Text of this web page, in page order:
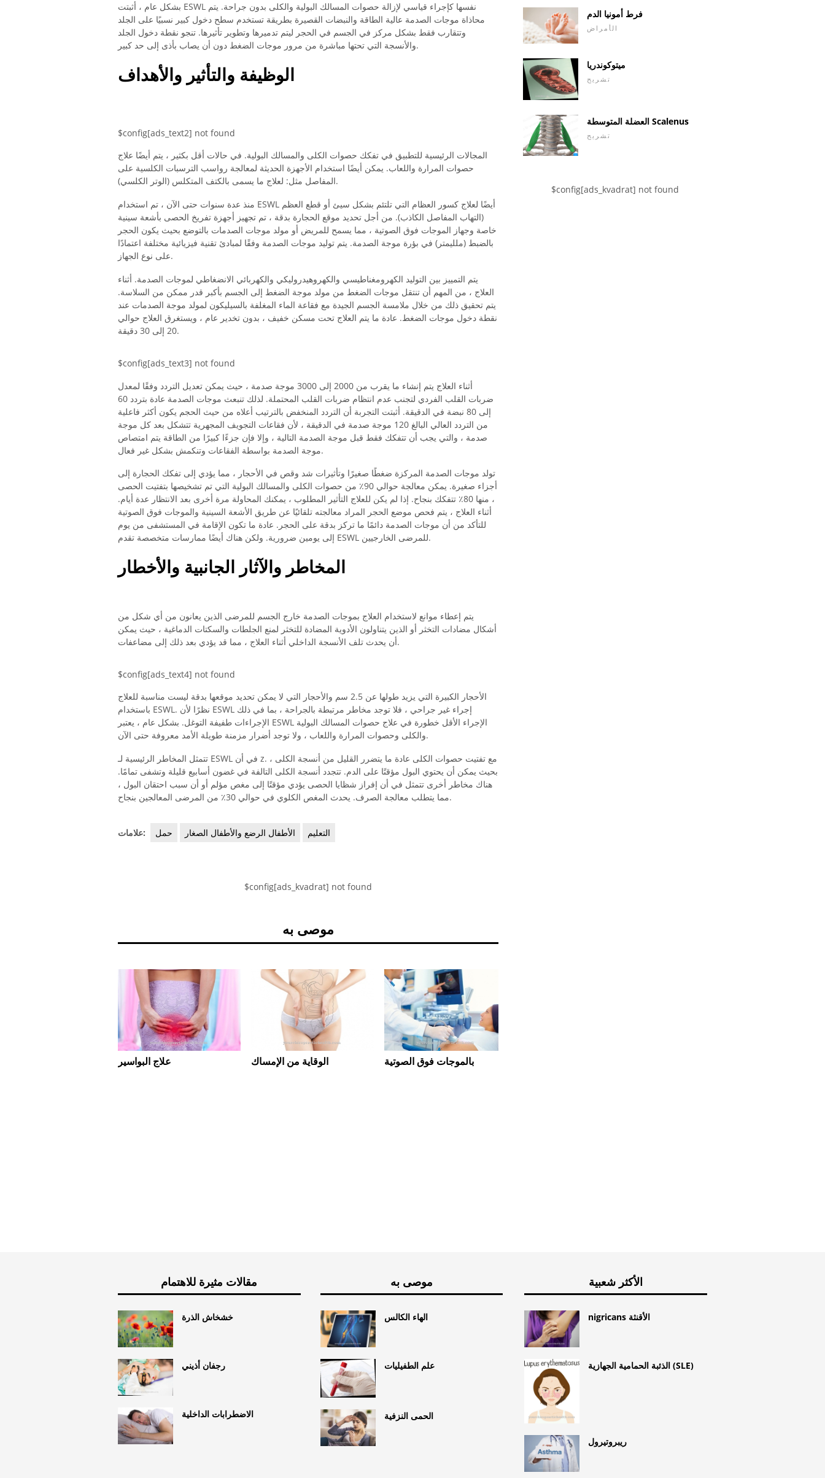
بشكل عام ، أثبتت ESWL نفسها كإجراء قياسي لإزالة حصوات المسالك البولية والكلى بدون جراحة. يتم
محاذاة موجات الصدمة عالية الطاقة والنبضات القصيرة بطريقة تستخدم سطح دخول كبير نسبيًا على الجلد
وتتقارب فقط بشكل مركز في الجسم في الحجر ليتم تدميرها وتطوير تأثيرها. تنجو نقطة دخول الجلد
والأنسجة التي تحتها مباشرة من مرور موجات الضغط دون أن يصاب بأذى إلى حد كبير.
الوظيفة والتأثير والأهداف
$config[ads_text2] not found
المجالات الرئيسية للتطبيق في تفكك حصوات الكلى والمسالك البولية. في حالات أقل بكثير ، يتم أيضًا علاج
حصوات المرارة واللعاب. يمكن أيضًا استخدام الأجهزة الحديثة لمعالجة رواسب الترسبات الكلسية على
المفاصل مثل: لعلاج ما يسمى بالكتف المتكلس (الوتر الكلسي).
منذ عدة سنوات حتى الآن ، تم استخدام ESWL أيضًا لعلاج كسور العظام التي تلتئم بشكل سيئ أو قطع العظم
(التهاب المفاصل الكاذب). من أجل تحديد موقع الحجارة بدقة ، تم تجهيز أجهزة تفريخ الحصى بأشعة سينية
خاصة وجهاز الموجات فوق الصوتية ، مما يسمح للمريض أو مولد موجات الصدمات بالتوضع بحيث يكون الحجر
بالضبط (ملليمتر) في بؤرة موجة الصدمة. يتم توليد موجات الصدمة وفقًا لمبادئ تقنية فيزيائية مختلفة اعتمادًا
على نوع الجهاز.
يتم التمييز بين التوليد الكهرومغناطيسي والكهروهيدروليكي والكهربائي الانضغاطي لموجات الصدمة. أثناء
العلاج ، من المهم أن تنتقل موجات الضغط من مولد موجة الضغط إلى الجسم بأكبر قدر ممكن من السلاسة.
يتم تحقيق ذلك من خلال ملامسة الجسم الجيدة مع فقاعة الماء المغلفة بالسيليكون لمولد موجة الصدمات عند
نقطة دخول موجات الضغط. عادة ما يتم العلاج تحت مسكن خفيف ، بدون تخدير عام ، ويستغرق العلاج حوالي
20 إلى 30 دقيقة.
$config[ads_text3] not found
أثناء العلاج يتم إنشاء ما يقرب من 2000 إلى 3000 موجة صدمة ، حيث يمكن تعديل التردد وفقًا لمعدل
ضربات القلب الفردي لتجنب عدم انتظام ضربات القلب المحتملة. لذلك تنبعث موجات الصدمة عادة بتردد 60
إلى 80 نبضة في الدقيقة. أثبتت التجربة أن التردد المنخفض بالترتيب أعلاه من حيث الحجم يكون أكثر فاعلية
من التردد العالي البالغ 120 موجة صدمة في الدقيقة ، لأن فقاعات التجويف المجهرية تتشكل بعد كل موجة
صدمة ، والتي يجب أن تتفكك فقط قبل موجة الصدمة التالية ، وإلا فإن جزءًا كبيرًا من الطاقة يتم امتصاص
موجة الصدمة بواسطة الفقاعات وتنكمش بشكل غير فعال.
تولد موجات الصدمة المركزة ضغطًا صغيرًا وتأثيرات شد وقص في الأحجار ، مما يؤدي إلى تفكك الحجارة إلى
أجزاء صغيرة. يمكن معالجة حوالي 90٪ من حصوات الكلى والمسالك البولية التي تم تشخيصها بتفتيت الحصى
، منها 80٪ تتفكك بنجاح. إذا لم يكن للعلاج التأثير المطلوب ، يمكنك المحاولة مرة أخرى بعد الانتظار عدة أيام.
أثناء العلاج ، يتم فحص موضع الحجر المراد معالجته تلقائيًا عن طريق الأشعة السينية والموجات فوق الصوتية
للتأكد من أن موجات الصدمة دائمًا ما تركز بدقة على الحجر. عادة ما تكون الإقامة في المستشفى من يوم
إلى يومين ضرورية. ولكن هناك أيضًا ممارسات متخصصة تقدم ESWL للمرضى الخارجيين.
المخاطر والآثار الجانبية والأخطار
يتم إعطاء موانع لاستخدام العلاج بموجات الصدمة خارج الجسم للمرضى الذين يعانون من أي شكل من
أشكال مضادات التخثر أو الذين يتناولون الأدوية المضادة للتخثر لمنع الجلطات والسكتات الدماغية ، حيث يمكن
أن يحدث تلف الأنسجة الداخلي أثناء العلاج ، مما قد يؤدي بعد ذلك إلى مضاعفات.
$config[ads_text4] not found
الأحجار الكبيرة التي يزيد طولها عن 2.5 سم والأحجار التي لا يمكن تحديد موقعها بدقة ليست مناسبة للعلاج
باستخدام ESWL. نظرًا لأن ESWL إجراء غير جراحي ، فلا توجد مخاطر مرتبطة بالجراحة ، بما في ذلك
الإجراءات طفيفة التوغل. بشكل عام ، يعتبر ESWL الإجراء الأقل خطورة في علاج حصوات المسالك البولية
والكلى وحصوات المرارة واللعاب ، ولا توجد أضرار مزمنة طويلة الأمد معروفة حتى الآن.
تتمثل المخاطر الرئيسية لـ ESWL في أن z. مع تفتيت حصوات الكلى عادة ما يتضرر القليل من أنسجة الكلى ،
بحيث يمكن أن يحتوي البول مؤقتًا على الدم. تتجدد أنسجة الكلى التالفة في غضون أسابيع قليلة وتشفى تمامًا.
هناك مخاطر أخرى تتمثل في أن إفراز شظايا الحصى يؤدي مؤقتًا إلى مغص مؤلم أو أن سبب احتقان البول ،
مما يتطلب معالجة الصرف. يحدث المغص الكلوي في حوالي 30٪ من المرضى المعالجين بنجاح.
علامات: حمل الأطفال الرضع والأطفال الصغار التعليم
$config[ads_kvadrat] not found
موصى به
علاج البواسير الوقاية من الإمساك بالموجات فوق الصوتية
فرط أمونيا الدم
الأمراض
ميتوكوندريا
تشريح
العضلة المتوسطة Scalenus
تشريح
$config[ads_kvadrat] not found
مقالات مثيرة للاهتمام
خشخاش الذرة
رجفان أذيني
الاضطرابات الداخلية
موصى به
الهاء الكالس
علم الطفيليات
الحمى النزفية
الأكثر شعبية
nigricans الأقنثة
الذئبة الحمامية الجهازية (SLE)
ريبروتيرول